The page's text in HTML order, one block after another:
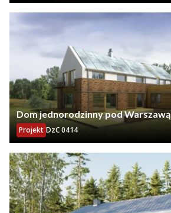
Dom jednorodzinny pod Warszawą
Projekt DzC 0414